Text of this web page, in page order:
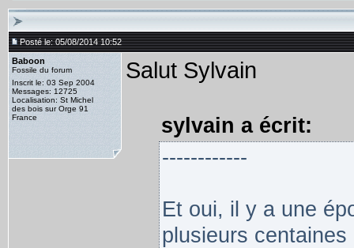
Posté le: 05/08/2014 10:52
Baboon
Fossile du forum
Inscrit le: 03 Sep 2004
Messages: 12725
Localisation: St Michel
des bois sur Orge 91
France
Salut Sylvain
sylvain a écrit:
------------
Et oui, il y a une
plusieurs